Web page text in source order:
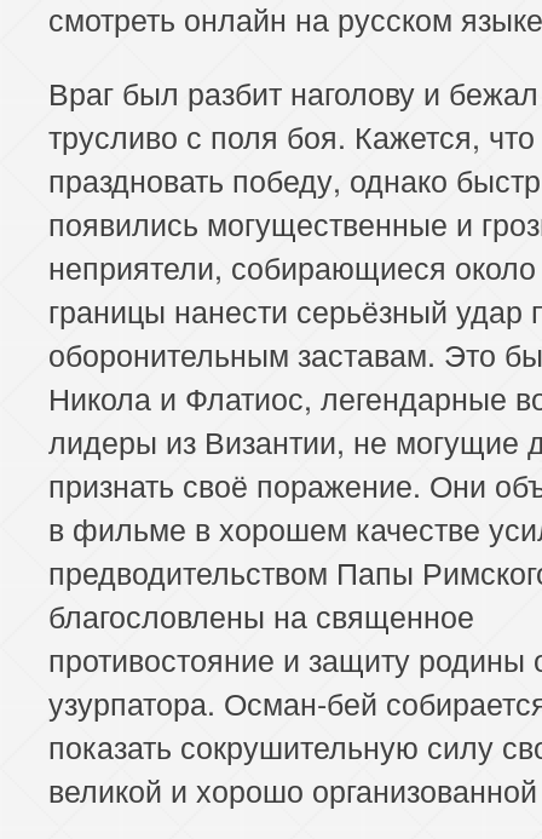
смотреть онлайн на русском
Враг был разбит наголову и бежал
трусливо с поля боя. Кажется,
праздновать победу, однако
появились могущественные и
неприятели, собирающиеся около
границы нанести серьёзный удар
оборонительным заставам. Это
Никола и Флатиос, легендарные
лидеры из Византии, не могущие
признать своё поражение. Они
в фильме в хорошем качестве
предводительством Папы
благословлены на священное
противостояние и защиту родины
узурпатора. Осман-бей
показать сокрушительную силу
великой и хорошо